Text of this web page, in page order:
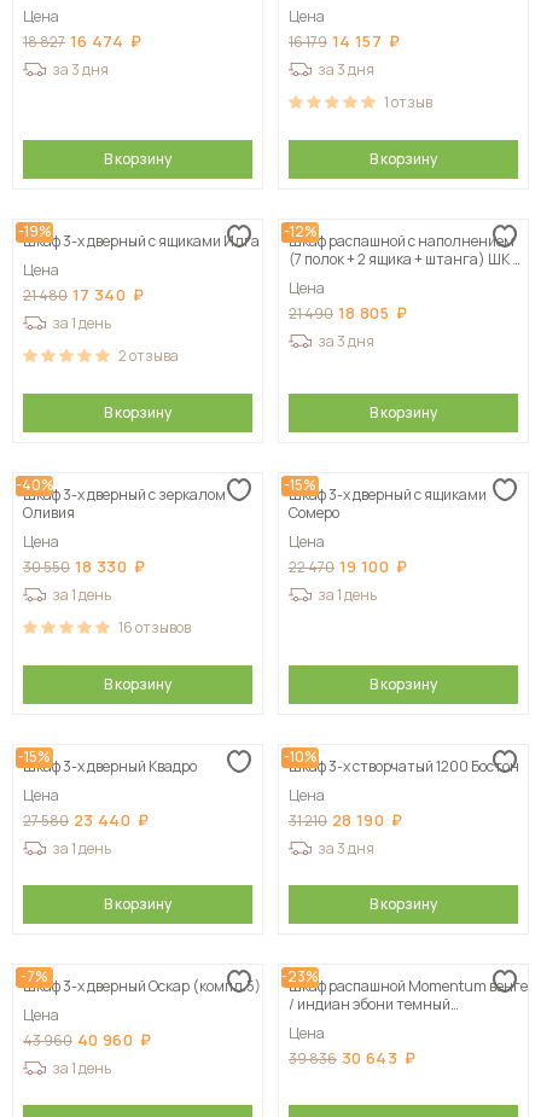
Цена
18 827 16 474
за 3 дня
В корзину
Цена
16 179 14 157
за 3 дня
1отзыв
В корзину
-19%
Шкаф 3-х дверный с ящиками Илга
Цена
21 480 17 340
за 1 день
2отзыва
В корзину
-12%
Шкаф распашной с наполнением
(7 полок + 2 ящика + штанга) ШК 5
Цена
21 490 18 805
за 3 дня
В корзину
-40%
Шкаф 3-х дверный с зеркалом
Оливия
Цена
30 550 18 330
за 1 день
16отзывов
В корзину
-15%
Шкаф 3-х дверный с ящиками
Сомеро
Цена
22 470 19 100
за 1 день
В корзину
-15%
Шкаф 3-х дверный Квадро
Цена
27 580 23 440
за 1 день
В корзину
-10%
Шкаф 3-х створчатый 1200 Бостон
Цена
31 210 28 190
за 3 дня
В корзину
-7%
Шкаф 3-х дверный Оскар (компл.5)
Цена
43 960 40 960
за 1 день
-23%
Шкаф распашной Momentum венге
/ индиан эбони темный
Цена
39 836 30 643